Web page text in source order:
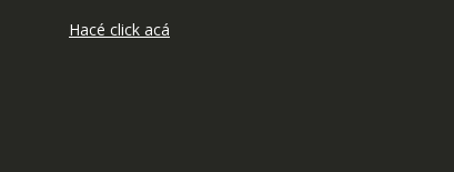
Hacé click acá